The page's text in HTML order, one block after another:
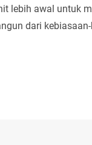
lebih awal untuk
dari